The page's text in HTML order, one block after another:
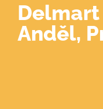
Delmart
Anděl,